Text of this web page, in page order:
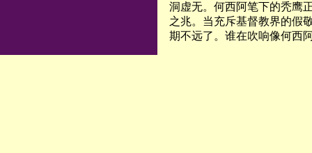
洞虚无。何西阿笔下的秃鹰
之兆。当充斥基督教界的假
期不远了。谁在吹响像何西